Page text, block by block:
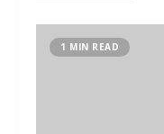
1 MIN READ